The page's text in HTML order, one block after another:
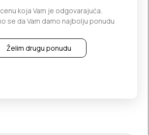
koja Vam je odgovarajuća.
se da Vam damo najbolju ponudu
Želim drugu ponudu